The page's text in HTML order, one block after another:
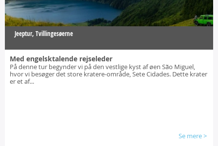
Jeeptur, Tvillingesøerne
Med engelsktalende rejseleder
På denne tur begynder vi på den vestlige kyst af øen São Miguel,
hvor vi besøger det store kratere-område, Sete Cidades. Dette krater
er et af...
Se mere>